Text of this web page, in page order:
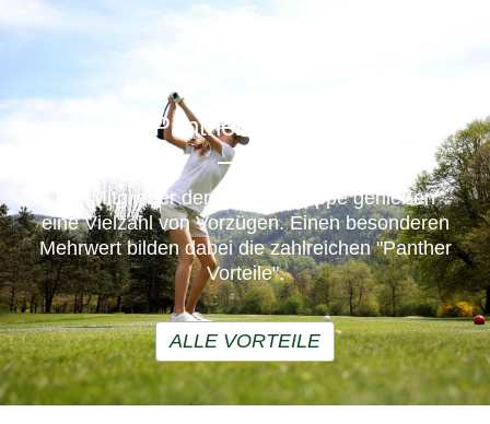
Panther Vorteile
Die Mitglieder der Murhof Gruppe genießen
eine Vielzahl von Vorzügen. Einen besonderen
Mehrwert bilden dabei die zahlreichen "Panther
Vorteile".
ALLE VORTEILE